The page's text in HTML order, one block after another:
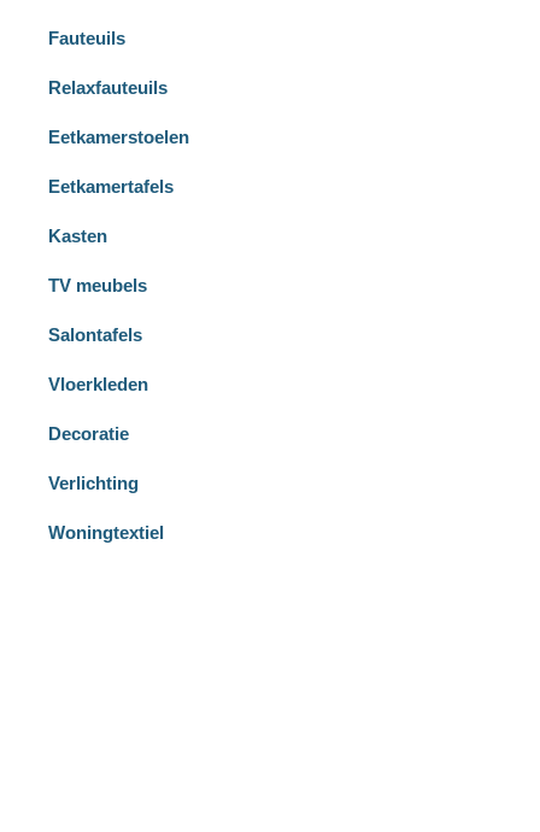
Fauteuils
Relaxfauteuils
Eetkamerstoelen
Eetkamertafels
Kasten
TV meubels
Salontafels
Vloerkleden
Decoratie
Verlichting
Woningtextiel